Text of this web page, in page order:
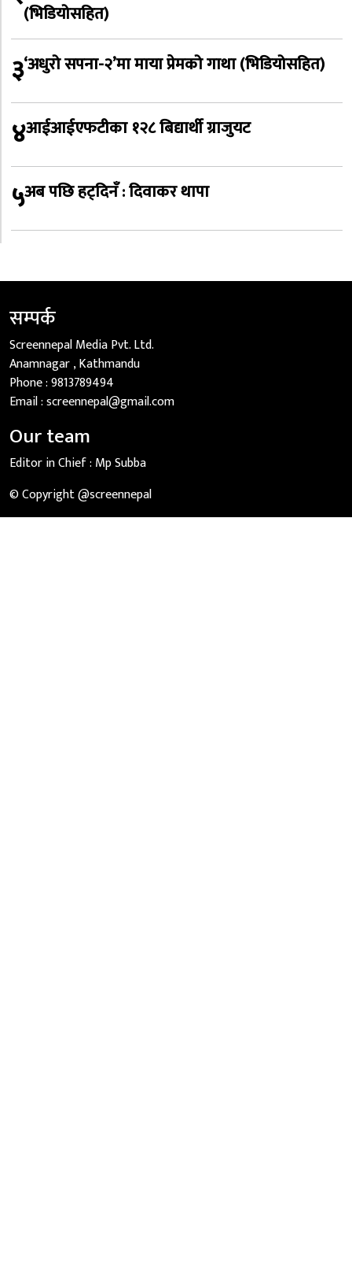
(भिडियोसहित)
३‘अधुरो सपना-२’मा माया प्रेमको गाथा (भिडियोसहित)
४आईआईएफटीका १२८ बिद्यार्थी ग्राजुयट
५अब पछि हट्दिनँ : दिवाकर थापा
सम्पर्क
Screennepal Media Pvt. Ltd.
Anamnagar , Kathmandu
Phone :9813789494
Email :screennepal@gmail.com
Our team
Editor in Chief : Mp Subba
© Copyright @screennepal